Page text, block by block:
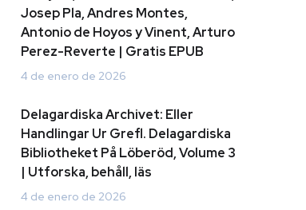
Josep Pla, Andres Montes,
Antonio de Hoyos y Vinent, Arturo
Perez-Reverte | Gratis EPUB
4 de enero de 2026
Delagardiska Archivet: Eller
Handlingar Ur Grefl. Delagardiska
Bibliotheket På Löberöd, Volume 3
| Utforska, behåll, läs
4 de enero de 2026